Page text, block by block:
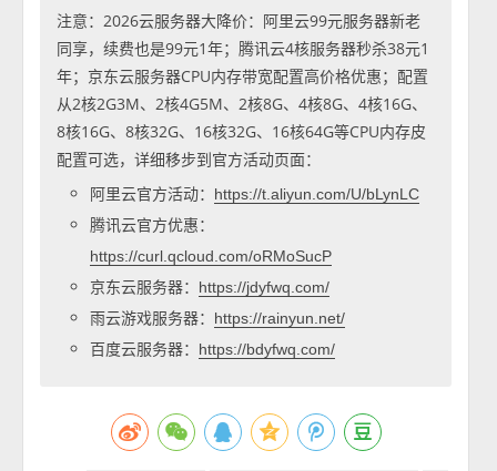
注意：2026云服务器大降价：阿里云99元服务器新老
同享，续费也是99元1年；腾讯云4核服务器秒杀38元1
年；京东云服务器CPU内存带宽配置高价格优惠；配置
从2核2G3M、2核4G5M、2核8G、4核8G、4核16G、
8核16G、8核32G、16核32G、16核64G等CPU内存皮
配置可选，详细移步到官方活动页面：
阿里云官方活动：
https://t.aliyun.com/U/bLynLC
腾讯云官方优惠：
https://curl.qcloud.com/oRMoSucP
京东云服务器： https://jdyfwq.com/
雨云游戏服务器： https://rainyun.net/
百度云服务器： https://bdyfwq.com/